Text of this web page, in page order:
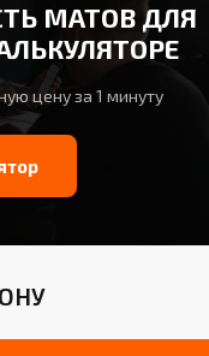
МАТОВ ДЛЯ
цену за 1 минуту